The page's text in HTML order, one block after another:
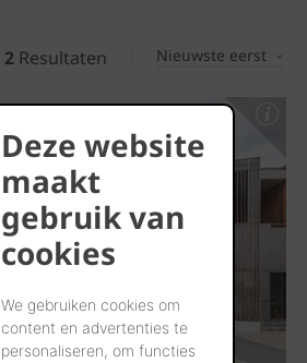
Deze website
maakt
gebruik van
cookies
We gebruiken cookies om
content en advertenties te
personaliseren, om functies
2 Resultaten Nieuwste eerst